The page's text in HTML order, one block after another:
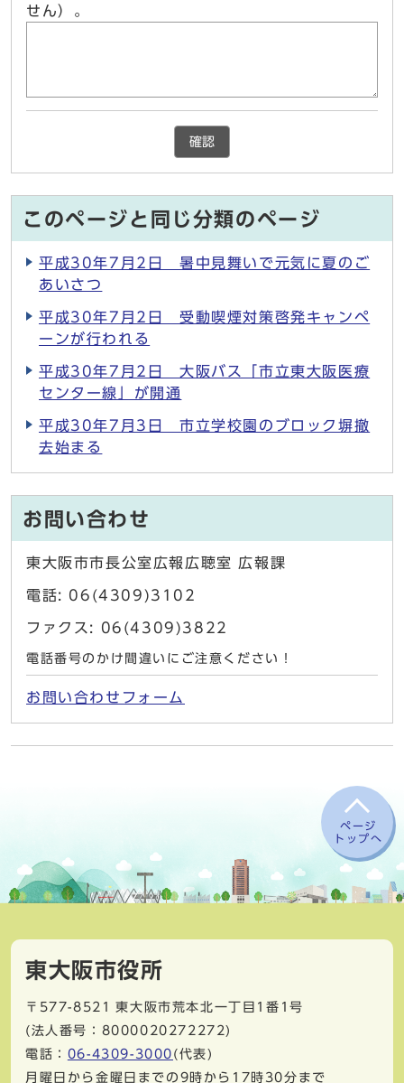
せん）。
確認
このページと同じ分類のページ
平成30年7月2日 暑中見舞いで元気に夏のご
あいさつ
平成30年7月2日 受動喫煙対策啓発キャンペ
ーンが行われる
平成30年7月2日 大阪バス「市立東大阪医療
センター線」が開通
平成30年7月3日 市立学校園のブロック塀撤
去始まる
お問い合わせ
東大阪市市長公室広報広聴室 広報課
電話: 06(4309)3102
ファクス: 06(4309)3822
電話番号のかけ間違いにご注意ください！
お問い合わせフォーム
ページ
トップへ
東大阪市役所
〒577-8521
東大阪市荒本北一丁目1番1号
(法人番号：8000020272272)
電話： 06-4309-3000 (代表)
月曜日から金曜日までの9時から17時30分まで